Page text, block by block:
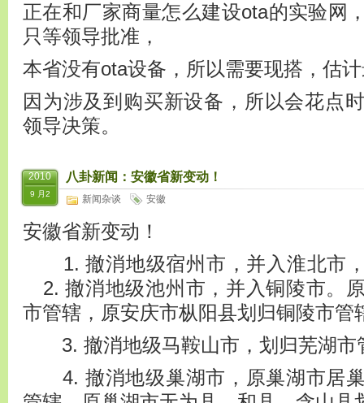
正在和厂家商量怎么建设ota的实验网
只等领导批准，
本省没有ota设备，所以需要现搭，估
因为涉及到购买新设备，所以会花点
领导决策。
2010
9 月2
八卦新闻：安徽省新变动！
新闻杂谈 安徽
安徽省新变动！
1. 撤消地级宿州市，并入淮北
2. 撤消地级池州市，并入铜陵市。
市管辖，原安庆市枞阳县划归铜陵市管
3. 撤消地级马鞍山市，划归芜湖市
4. 撤消地级巢湖市，原巢湖市居巢